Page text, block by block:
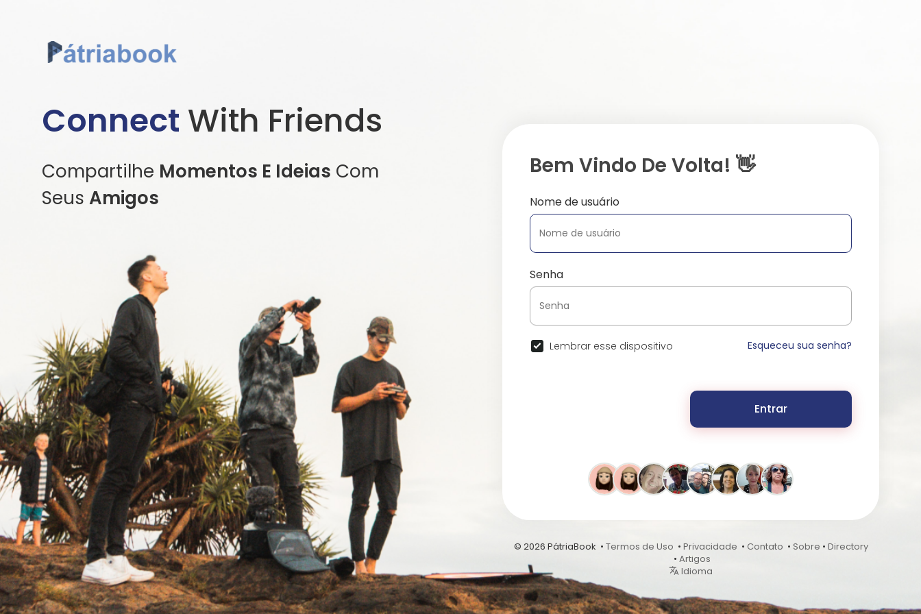
Connect With Friends
Compartilhe Momentos E Ideias Com
Seus Amigos
Bem Vindo De Volta! 👋
Nome de usuário
Senha
Lembrar esse dispositivo Esqueceu sua senha?
Entrar
© 2026 PátriaBook • Termos de Uso • Privacidade • Contato • Sobre • Directory
• Artigos
Idioma